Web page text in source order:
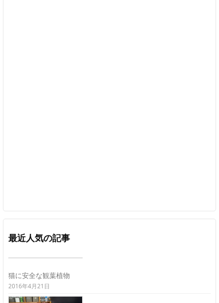
最近人気の記事
猫に安全な観葉植物
2016年4月21日